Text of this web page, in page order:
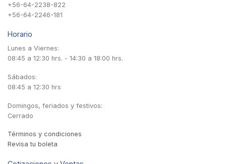
+56-64-2238-822
+56-64-2246-181
Horario
Lunes a Viernes:
08:45 a 12:30 hrs. - 14:30 a 18:00 hrs.
Sábados:
08:45 a 12:30 hrs
Domingos, feriados y festivos:
Cerrado
Términos y condiciones
Revisa tu boleta